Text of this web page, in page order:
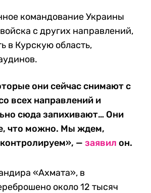
командование Украины
с других направлений,
в Курскую область,
они сейчас снимают с
всех направлений и
сюда запихивают… Они
что можно. Мы ждем,
— заявил он.
«Ахмата», в
около 12 тысяч